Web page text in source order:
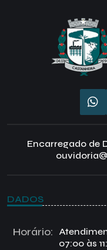
Encarregado de
DADOS
Horário:
07:00 às